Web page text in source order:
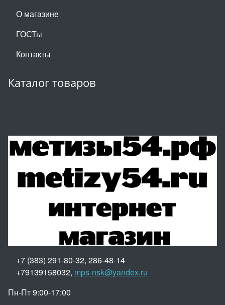
О магазине
ГОСТы
Контакты
Каталог товаров
+7 (383) 291-80-32, 286-48-14
+79139158032, mps-nsk@yandex.ru
Пн-Пт 9:00-17:00